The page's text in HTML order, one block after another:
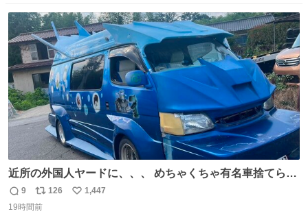
景 淡い記憶 そんな思い出の風景… ありますか？
ト
数
数
近所の外国人ヤードに、、、 めちゃくちゃ有名車捨てられ
てました😭 外装ぼろぼろだし、、 中も何にも残ってない
し、、 可哀想に😢😢 今まで数十年お疲れ様でした、、 #バ
返
信
9
リ
ポ
126
い
1,447
19時間前